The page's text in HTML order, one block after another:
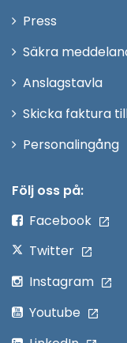
Press
fönster
Säkra
Anslagstavla
Skicka faktura
Personalingång
Följ oss på:
Facebook
Twitter
Instagram
Youtube